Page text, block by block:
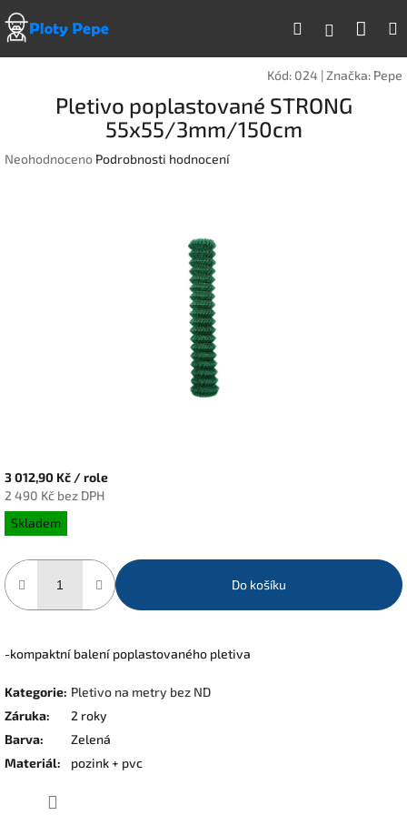
na
obsah
Hledat
Kód: 024 |Značka: Pepe
Pletivo poplastované STRONG
55x55/3mm/150cm
Průměrné
Neohodnoceno Podrobnosti hodnocení
3 012,90 Kč / role
2 490 Kč bez DPH
Měrná
cena:
Skladem
Do košíku
-kompaktní balení poplastovaného pletiva
Kategorie: Pletivo na metry bez ND
Záruka:
2 roky
Barva:
Zelená
Materiál: pozink + pvc